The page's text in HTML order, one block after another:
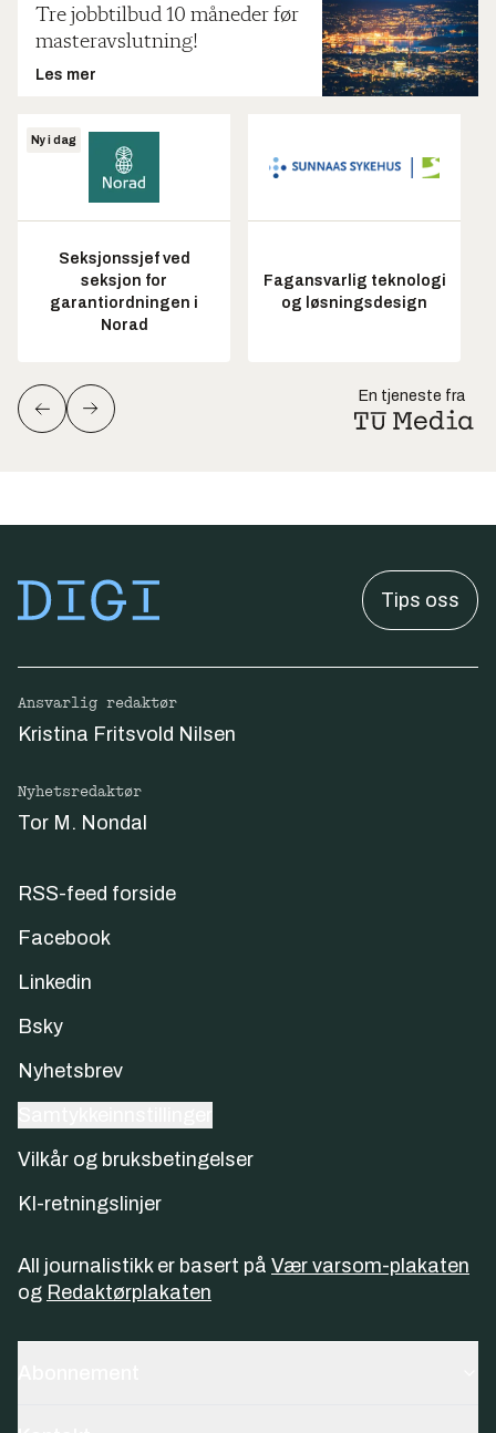
Tre jobbtilbud 10 måneder før
masteravslutning!
Les mer
Ny i dag
Seksjonssjef ved
seksjon for
garantiordningen i
Norad
Fagansvarlig teknologi
og løsningsdesign
En tjeneste fra
Tips oss
Ansvarlig redaktør
Kristina Fritsvold Nilsen
Nyhetsredaktør
Tor M. Nondal
RSS-feed forside
Facebook
Linkedin
Bsky
Nyhetsbrev
Vilkår og bruksbetingelser
KI-retningslinjer
All journalistikk er basert på Vær varsom-plakaten
og Redaktørplakaten